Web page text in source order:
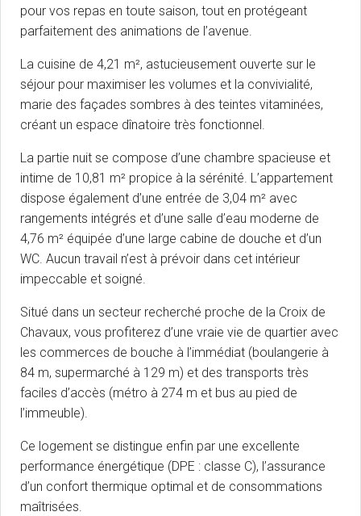
pour vos repas en toute saison, tout en protégeant
parfaitement des animations de l’avenue.
La cuisine de 4,21 m², astucieusement ouverte sur le
séjour pour maximiser les volumes et la convivialité,
marie des façades sombres à des teintes vitaminées,
créant un espace dînatoire très fonctionnel.
La partie nuit se compose d’une chambre spacieuse et
intime de 10,81 m² propice à la sérénité. L’appartement
dispose également d’une entrée de 3,04 m² avec
rangements intégrés et d’une salle d’eau moderne de
4,76 m² équipée d’une large cabine de douche et d’un
WC. Aucun travail n’est à prévoir dans cet intérieur
impeccable et soigné.
Situé dans un secteur recherché proche de la Croix de
Chavaux, vous profiterez d’une vraie vie de quartier avec
les commerces de bouche à l’immédiat (boulangerie à
84 m, supermarché à 129 m) et des transports très
faciles d’accès (métro à 274 m et bus au pied de
l’immeuble).
Ce logement se distingue enfin par une excellente
performance énergétique (DPE : classe C), l’assurance
d’un confort thermique optimal et de consommations
maîtrisées.